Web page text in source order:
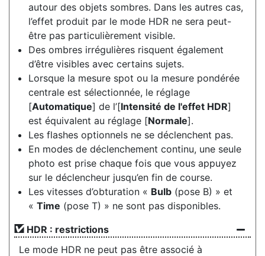
autour des objets sombres. Dans les autres cas,
l’effet produit par le mode HDR ne sera peut-
être pas particulièrement visible.
Des ombres irrégulières risquent également
d’être visibles avec certains sujets.
Lorsque la mesure spot ou la mesure pondérée
centrale est sélectionnée, le réglage
[Automatique] de l’[Intensité de l'effet HDR]
est équivalent au réglage [Normale].
Les flashes optionnels ne se déclenchent pas.
En modes de déclenchement continu, une seule
photo est prise chaque fois que vous appuyez
sur le déclencheur jusqu’en fin de course.
Les vitesses d’obturation « Bulb (pose B) » et
« Time (pose T) » ne sont pas disponibles.
HDR : restrictions
Le mode HDR ne peut pas être associé à